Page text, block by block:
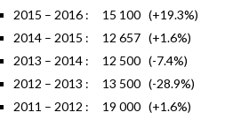
2015 – 2016 : 15 100 (+19.3%)
2014 – 2015 : 12 657 (+1.6%)
2013 – 2014 : 12 500 (-7.4%)
2012 – 2013 : 13 500 (-28.9%)
2011 – 2012 : 19 000 (+1.6%)